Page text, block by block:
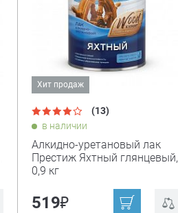
Хит продаж
(13)
в наличии
Алкидно-уретановый лак
Престиж Яхтный глянцевый,
0,9 кг
519₽